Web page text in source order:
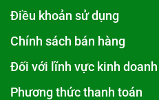
Điều khoản sử dụng
Chính sách bán hàng
Đối với lĩnh vực kinh
Phương thức thanh toán